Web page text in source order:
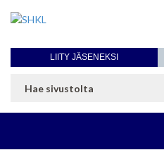
LIITY JÄSENEKSI